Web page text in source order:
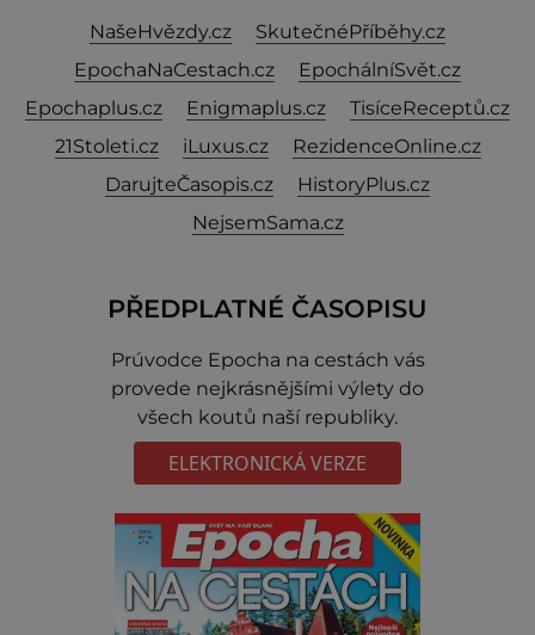
NašeHvězdy.cz
SkutečnéPříběhy.cz
EpochaNaCestach.cz
EpochálníSvět.cz
Epochaplus.cz
Enigmaplus.cz
TisíceReceptů.cz
21Stoleti.cz
iLuxus.cz
RezidenceOnline.cz
DarujteČasopis.cz
HistoryPlus.cz
NejsemSama.cz
PŘEDPLATNÉ ČASOPISU
Prúvodce Epocha na cestách vás
provede nejkrásnějšími výlety do
všech koutů naší republiky.
ELEKTRONICKÁ VERZE